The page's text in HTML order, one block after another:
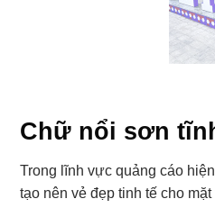
Chữ nổi sơn
Trong lĩnh vực quảng cáo
tạo nên vẻ đẹp tinh tế cho